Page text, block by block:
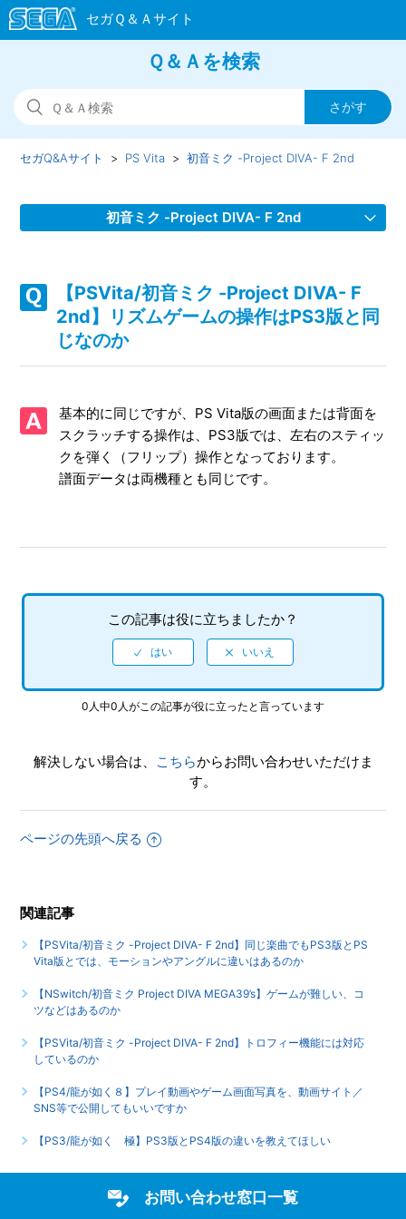
Ｑ＆Ａを検索
セガQ&Aサイト PS Vita 初音ミク -Project DIVA- F 2nd
初音ミク -Project DIVA- F 2nd
追加演出なしのPVを見る方法はあるのか
【PSVita/初音ミク -Project DIVA- F 2nd】「ピアプロID」
「DIVA用パスワード」が分からなくなった
ーム画面写真（スクリーンショット含む）を、動画サイト/
ブログに掲載してもいいのか
【PSVita/初音ミク -Project DIVA- F 2nd】操作が難しい
プレイできた曲が、ARライブで選べない
【PSVita/初音ミク -Project DIVA- F 2nd】リズムゲームの
操作はPS3版と同じなのか
【PSVita/初音ミク -Project DIVA- F 2nd】同じ楽曲でも
【PSVita/初音ミク -Project DIVA- F 2nd】トロフィー機能
には対応しているのか
【PSVita/初音ミク -Project DIVA- F 2nd】3G回線には対応
もっと見る
【PSVita/初音ミク -Project DIVA- F
2nd】リズムゲームの操作はPS3版と同
じなのか
基本的に同じですが、PS Vita版の画面または背面を
スクラッチする操作は、PS3版では、左右のスティッ
クを弾く（フリップ）操作となっております。
譜面データは両機種とも同じです。
この記事は役に立ちましたか？
0人中0人がこの記事が役に立ったと言っています
解決しない場合は、 こちらからお問い合わせいただけま
す。
ページの先頭へ戻る
関連記事
【PSVita/初音ミク -Project DIVA- F 2nd】同じ楽曲でもPS3版とPS
Vita版とでは、モーションやアングルに違いはあるのか
【NSwitch/初音ミク Project DIVA MEGA39’s】ゲームが難しい、コ
ツなどはあるのか
【PSVita/初音ミク -Project DIVA- F 2nd】トロフィー機能には対応
しているのか
【PS4/龍が如く８】プレイ動画やゲーム画面写真を、動画サイト／
SNS等で公開してもいいですか
【PS3/龍が如く 極】PS3版とPS4版の違いを教えてほしい
お問い合わせ窓口一覧